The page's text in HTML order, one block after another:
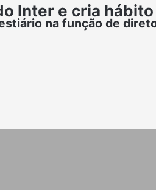
Inter e cria
na função de